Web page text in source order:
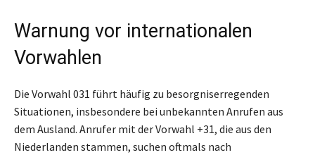
Warnung vor internationalen
Vorwahlen
Die Vorwahl 031 führt häufig zu besorgniserregenden
Situationen, insbesondere bei unbekannten Anrufen aus
dem Ausland. Anrufer mit der Vorwahl +31, die aus den
Niederlanden stammen, suchen oftmals nach